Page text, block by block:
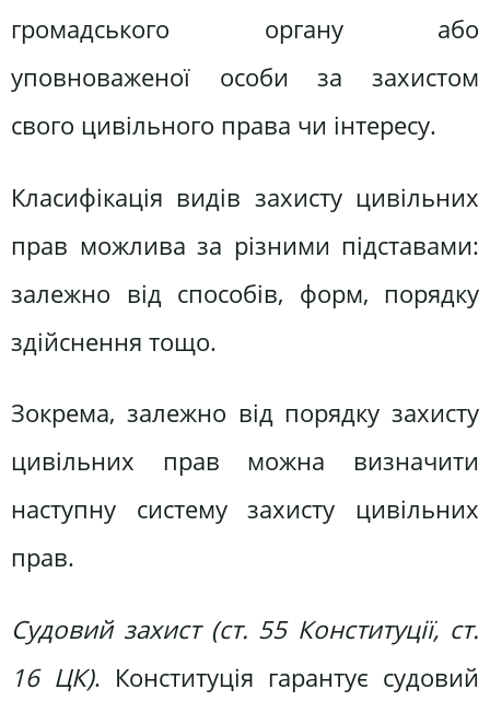
громадського органу або
уповноваженої особи за захистом
свого цивільного права чи інтересу.
Класифікація видів захисту цивільних
прав можлива за різними підставами:
залежно від способів, форм, порядку
здійснення тощо.
Зокрема, залежно від порядку захисту
цивільних прав можна визначити
наступну систему захисту цивільних
прав.
Судовий захист (ст. 55 Конституції, ст.
16 ЦК). Конституція гарантує судовий